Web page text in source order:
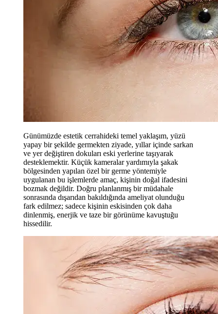
Günümüzde estetik cerrahideki temel yaklaşım, yüzü
yapay bir şekilde germekten ziyade, yıllar içinde sarkan
ve yer değiştiren dokuları eski yerlerine taşıyarak
desteklemektir. Küçük kameralar yardımıyla şakak
bölgesinden yapılan özel bir germe yöntemiyle
uygulanan bu işlemlerde amaç, kişinin doğal ifadesini
bozmak değildir. Doğru planlanmış bir müdahale
sonrasında dışarıdan bakıldığında ameliyat olunduğu
fark edilmez; sadece kişinin eskisinden çok daha
dinlenmiş, enerjik ve taze bir görünüme kavuştuğu
hissedilir.